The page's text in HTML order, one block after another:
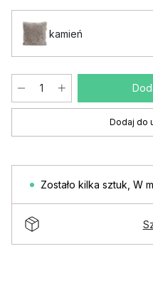
kamień
Dodaj do
Zostało kilka sztuk W